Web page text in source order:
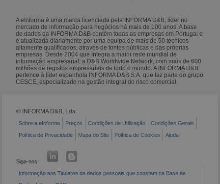
A eInforma é uma marca licenciada pela INFORMA D&B, líder no
mercado de informação para negócios há mais de 100 anos. A base
de dados da INFORMA D&B contém todas as empresas em Portugal e
é atualizada diariamente por uma equipa de mais de 50 técnicos
altamente qualificados, através de fontes públicas e das próprias
empresas. Desde 2004 que integra a maior rede mundial de
informação empresarial: a D&B Worldwide Network, com mais de 600
milhões de registos empresariais de todo o mundo. A INFORMA D&B
pertence à líder espanhola INFORMA D&B S.A. que faz parte do grupo
CESCE, especializado na gestão integral do risco comercial.
© INFORMA D&B, Lda
Sobre a eInforma Preços Condições de Utilização
Condições Gerais
Política de Privacidade
Mapa do Site Política de Cookies Ajuda
Siga-nos:
Informação aos Titulares de dados pessoais que constam na Base de